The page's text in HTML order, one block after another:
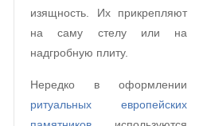
изящность. Их прикрепляют
на саму стелу или на
надгробную плиту.
Нередко в оформлении
ритуальных европейских